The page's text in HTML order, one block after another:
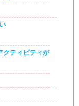
クティビティが